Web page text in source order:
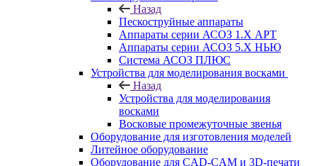
Назад
Пескоструйные аппараты
Аппараты серии АСОЗ 1.Х АРТ
Аппараты серии АСОЗ 5.Х НЬЮ
Система АСОЗ ПЛЮС
Устройства для моделирования восками
Назад
Устройства для моделирования
восками
Восковые промежуточные звенья
Оборудование для изготовления моделей
Литейное оборудование
Оборудование для CAD-CAM и 3D-печати